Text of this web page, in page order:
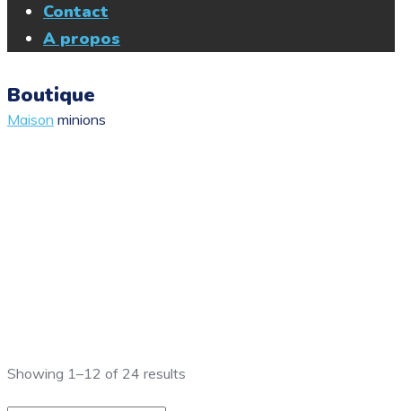
Contact
A propos
Boutique
Maison minions
Showing 1–12 of 24 results